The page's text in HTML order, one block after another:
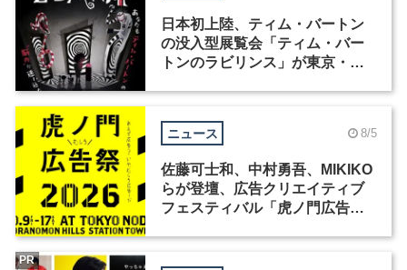
日本初上陸、ティム・バートン
の没入型展覧会「ティム・バー
トンのラビリンス」が東京・豊
ニュース 8/5
佐藤可士和、中村勇吾、MIKIKO
らが登壇、広告クリエイティブ
フェスティバル「虎ノ門広告
PR